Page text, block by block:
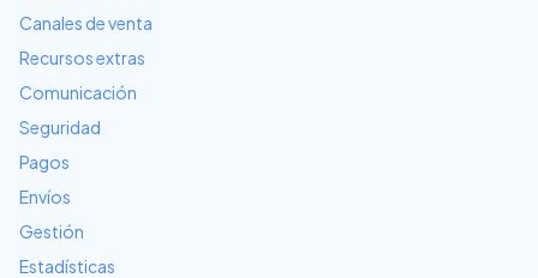
Canales de venta
Recursos extras
Comunicación
Seguridad
Pagos
Envíos
Gestión
Estadísticas